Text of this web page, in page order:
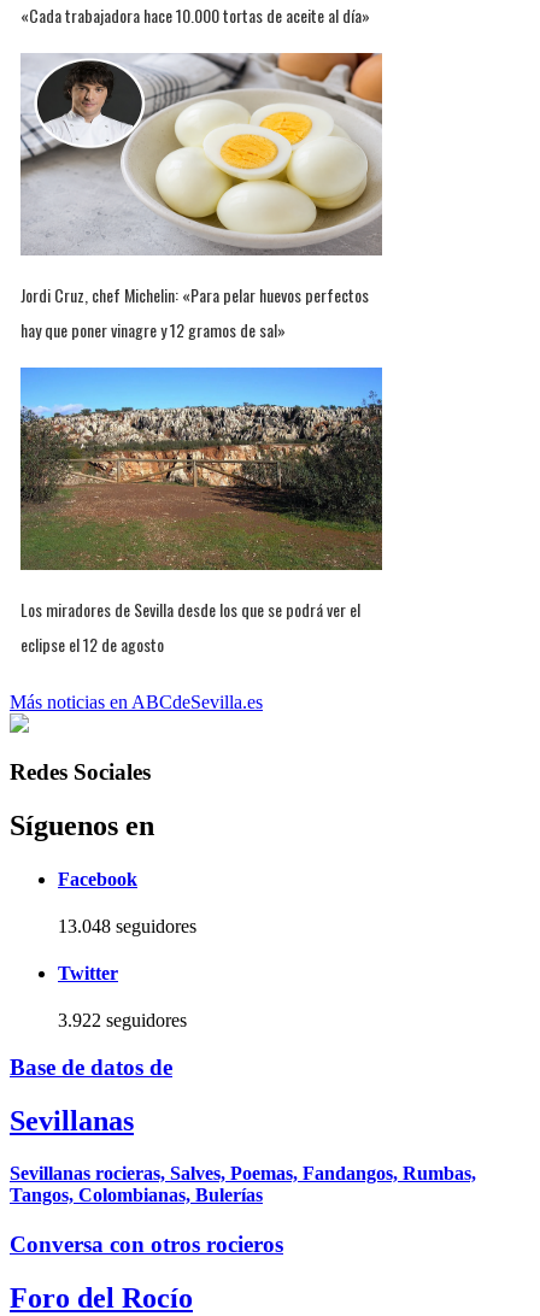
«Cada trabajadora hace 10.000 tortas de aceite al día»
Jordi Cruz, chef Michelin: «Para pelar huevos perfectos
hay que poner vinagre y 12 gramos de sal»
Los miradores de Sevilla desde los que se podrá ver el
eclipse el 12 de agosto
Más noticias en ABCdeSevilla.es
Redes Sociales
Síguenos en
Facebook
13.048 seguidores
Twitter
3.922 seguidores
Base de datos de
Sevillanas
Sevillanas rocieras, Salves, Poemas, Fandangos, Rumbas,
Tangos, Colombianas, Bulerías
Conversa con otros rocieros
Foro del Rocío